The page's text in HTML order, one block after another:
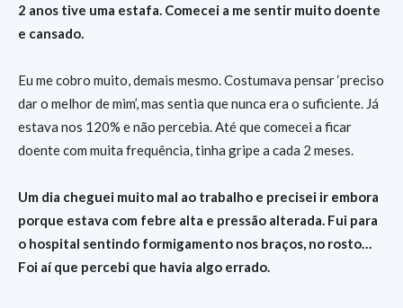
2 anos tive uma estafa. Comecei a me sentir muito doente
e cansado.
Eu me cobro muito, demais mesmo. Costumava pensar ‘preciso
dar o melhor de mim’, mas sentia que nunca era o suficiente. Já
estava nos 120% e não percebia. Até que comecei a ficar
doente com muita frequência, tinha gripe a cada 2 meses.
Um dia cheguei muito mal ao trabalho e precisei ir embora
porque estava com febre alta e pressão alterada. Fui para
o hospital sentindo formigamento nos braços, no rosto…
Foi aí que percebi que havia algo errado.